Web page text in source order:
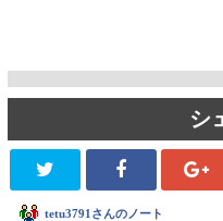
シ
tetu3791さんのノート